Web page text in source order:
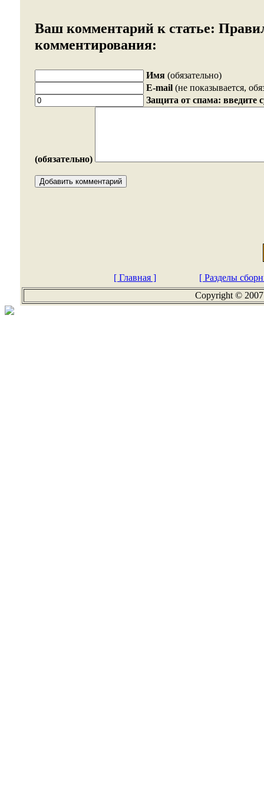
Ваш комментарий к статье:
комментирования:
Имя (обязательно)
E-mail (не показывается,
Защита от спама: введите
(обязательно)
[ Главная ]
[ Разделы
Copyright ©